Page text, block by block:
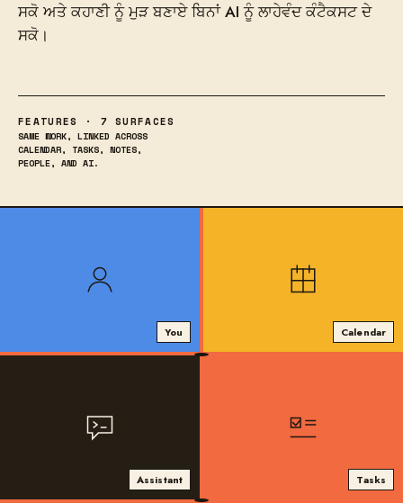
ਸਕੋ ਅਤੇ ਕਹਾਣੀ ਨੂੰ ਮੁੜ ਬਣਾਏ ਬਿਨਾਂ AI ਨੂੰ ਲਾਹੇਵੰਦ ਕੰਟੈਕਸਟ ਦੇ
ਸਕੋ।
FEATURES · 7 SURFACES
SAME WORK, LINKED ACROSS
CALENDAR, TASKS, NOTES,
PEOPLE, AND AI.
You Calendar
Assistant Tasks